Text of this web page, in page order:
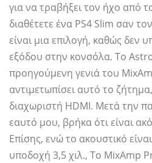
για να τραβήξει τον ήχο από
διαθέτετε ένα PS4 Slim σαν
είναι μια επιλογή, καθώς δεν
εξόδου στην κονσόλα. Το Astro
προηγούμενη γενιά του
αντιμετωπίσει αυτό το
διαχωριστή HDMI. Μετά την
εαυτό μου, βρήκα ότι είναι
Επίσης, ενώ το ακουστικό
υποδοχή 3,5 χιλ., Το MixAmp